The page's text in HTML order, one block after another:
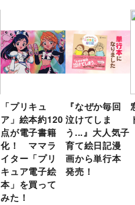
「プリキュ
ア」絵本約120
点が電子書籍
化！ ママラ
イター「プリ
キュア電子絵
本」を買って
みた！
『なぜか毎回
泣けてしま
う...』大人気子
育て絵日記漫
画から単行本
発売！